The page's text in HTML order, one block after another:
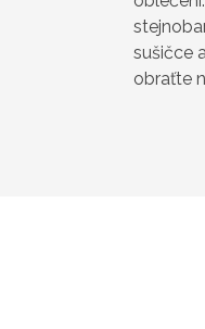
sušičce
obraťte